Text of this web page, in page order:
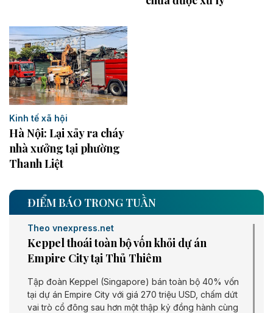
Kinh tế xã hội
Hà Nội: Lại xảy ra cháy
nhà xưởng tại phường
Thanh Liệt
ĐIỂM BÁO TRONG TUẦN
Theo vnexpress.net
Keppel thoái toàn bộ vốn khỏi dự án
Empire City tại Thủ Thiêm
Tập đoàn Keppel (Singapore) bán toàn bộ 40% vốn
tại dự án Empire City với giá 270 triệu USD, chấm dứt
vai trò cổ đông sau hơn một thập kỷ đồng hành cùng